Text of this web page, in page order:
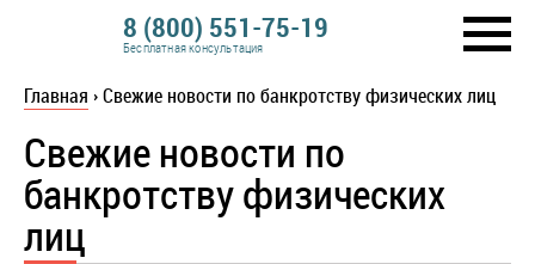
8 (800) 551-75-19
Бесплатная консультация
Главная ›Свежие новости по банкротству физических лиц
Свежие новости по
банкротству физических
лиц